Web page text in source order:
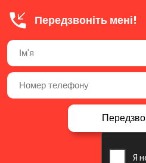
Передзвоніть мені!